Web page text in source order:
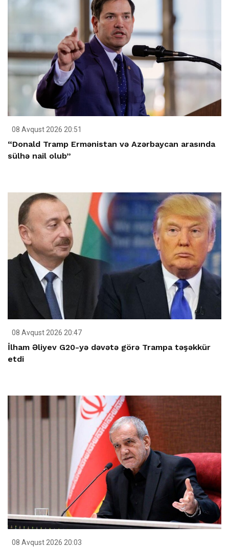
08 Avqust 2026 20:51
“Donald Tramp Ermənistan və Azərbaycan arasında
sülhə nail olub”
08 Avqust 2026 20:47
İlham Əliyev G20-yə dəvətə görə Trampa təşəkkür
etdi
08 Avqust 2026 20:03